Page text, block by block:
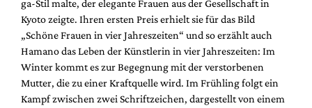
ga-Stil malte, der elegante Frauen aus der Gesellschaft in
Kyoto zeigte. Ihren ersten Preis erhielt sie für das Bild
„Schöne Frauen in vier Jahreszeiten“ und so erzählt auch
Hamano das Leben der Künstlerin in vier Jahreszeiten: Im
Winter kommt es zur Begegnung mit der verstorbenen
Mutter, die zu einer Kraftquelle wird. Im Frühling folgt ein
Kampf zwischen zwei Schriftzeichen, dargestellt von einem